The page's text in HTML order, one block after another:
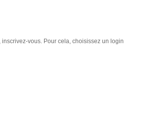
vous. Pour cela, choisissez un login